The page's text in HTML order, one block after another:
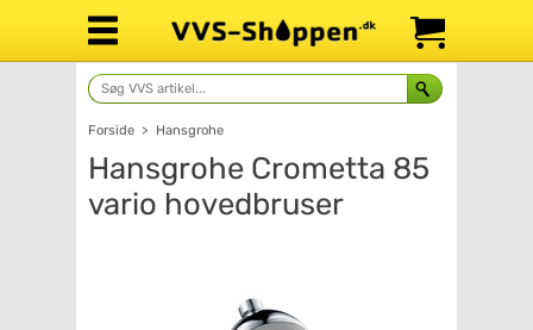
Forside > Hansgrohe
Hansgrohe Crometta 85
vario hovedbruser